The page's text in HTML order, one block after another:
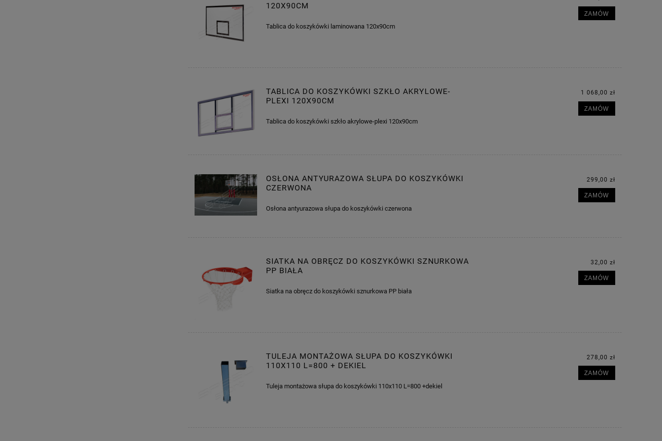
120X90CM
Tablica do koszykówki laminowana 120x90cm
ZAMÓW
TABLICA DO KOSZYKÓWKI SZKŁO AKRYLOWE-
PLEXI 120X90CM
Tablica do koszykówki szkło akrylowe-plexi 120x90cm
1 068,00 zł
ZAMÓW
OSŁONA ANTYURAZOWA SŁUPA DO KOSZYKÓWKI
CZERWONA
Osłona antyurazowa słupa do koszykówki czerwona
299,00 zł
ZAMÓW
SIATKA NA OBRĘCZ DO KOSZYKÓWKI SZNURKOWA
PP BIAŁA
Siatka na obręcz do koszykówki sznurkowa PP biała
32,00 zł
ZAMÓW
TULEJA MONTAŻOWA SŁUPA DO KOSZYKÓWKI
110X110 L=800 + DEKIEL
Tuleja montażowa słupa do koszykówki 110x110 L=800 +dekiel
278,00 zł
ZAMÓW